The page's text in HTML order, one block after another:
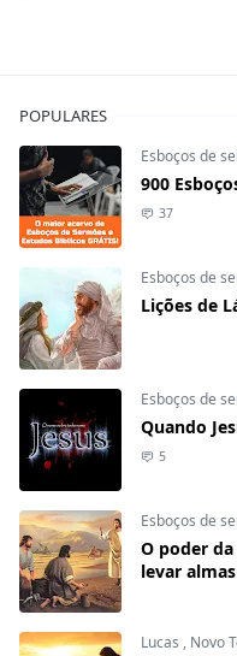
POPULARES
Esboços de
900
37
Esboços de
Lições de
Esboços de
Quando
5
Esboços de
O poder
levar
Lucas , Novo